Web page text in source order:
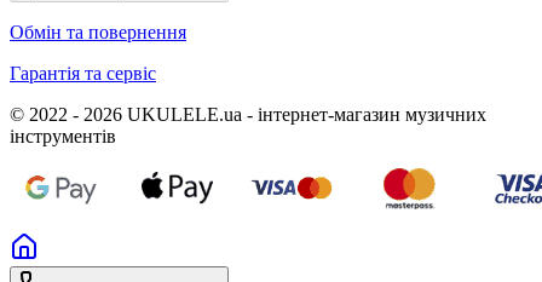
Обмін та повернення
Гарантія та сервіс
© 2022 - 2026 UKULELE.ua - інтернет-магазин музичних
інструментів